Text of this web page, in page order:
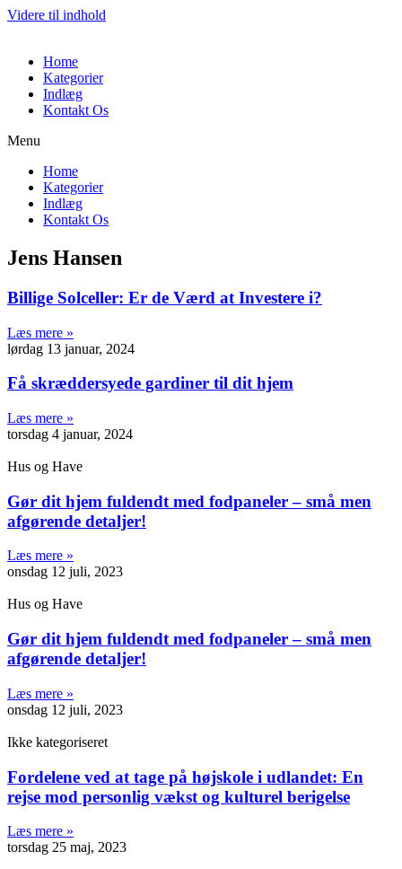
Videre til indhold
Home
Kategorier
Indlæg
Kontakt Os
Menu
Home
Kategorier
Indlæg
Kontakt Os
Jens Hansen
Billige Solceller: Er de Værd at Investere i?
Læs mere »
lørdag 13 januar, 2024
Få skræddersyede gardiner til dit hjem
Læs mere »
torsdag 4 januar, 2024
Hus og Have
Gør dit hjem fuldendt med fodpaneler – små men
afgørende detaljer!
Læs mere »
onsdag 12 juli, 2023
Hus og Have
Gør dit hjem fuldendt med fodpaneler – små men
afgørende detaljer!
Læs mere »
onsdag 12 juli, 2023
Ikke kategoriseret
Fordelene ved at tage på højskole i udlandet: En
rejse mod personlig vækst og kulturel berigelse
Læs mere »
torsdag 25 maj, 2023